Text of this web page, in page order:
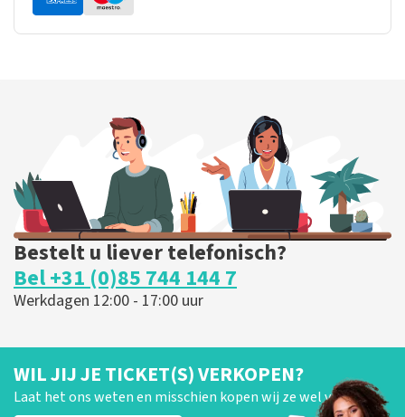
Bestelt u liever telefonisch?
Bel +31 (0)85 744 144 7
Werkdagen 12:00 - 17:00 uur
WIL JIJ JE TICKET(S) VERKOPEN?
Laat het ons weten en misschien kopen wij ze wel van je!